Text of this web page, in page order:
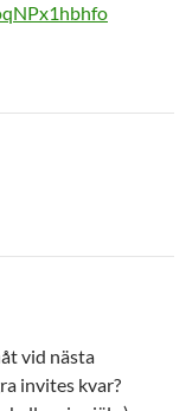
vid nästa
invites kvar?